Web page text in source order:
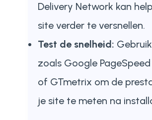
Delivery Network kan
site verder te versnellen.
Test de snelheid:
zoals Google
of GTmetrix om de
je site te meten na